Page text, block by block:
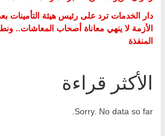
دار الخدمات ترد على رئيس هيئة التأمينات
الأزمة لا ينهي معاناة أصحاب المعاشات..
المنفذة
الأكثر قراءة
Sorry. No data so far.